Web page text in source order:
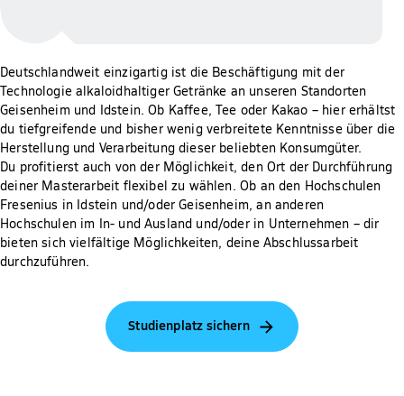
Deutschlandweit einzigartig ist die Beschäftigung mit der
Technologie alkaloidhaltiger Getränke an unseren Standorten
Geisenheim und Idstein. Ob Kaffee, Tee oder Kakao – hier erhältst
du tiefgreifende und bisher wenig verbreitete Kenntnisse über die
Herstellung und Verarbeitung dieser beliebten Konsumgüter.
Du profitierst auch von der Möglichkeit, den Ort der Durchführung
deiner Masterarbeit flexibel zu wählen. Ob an den Hochschulen
Fresenius in Idstein und/oder Geisenheim, an anderen
Hochschulen im In- und Ausland und/oder in Unternehmen – dir
bieten sich vielfältige Möglichkeiten, deine Abschlussarbeit
durchzuführen.
Studienplatz sichern